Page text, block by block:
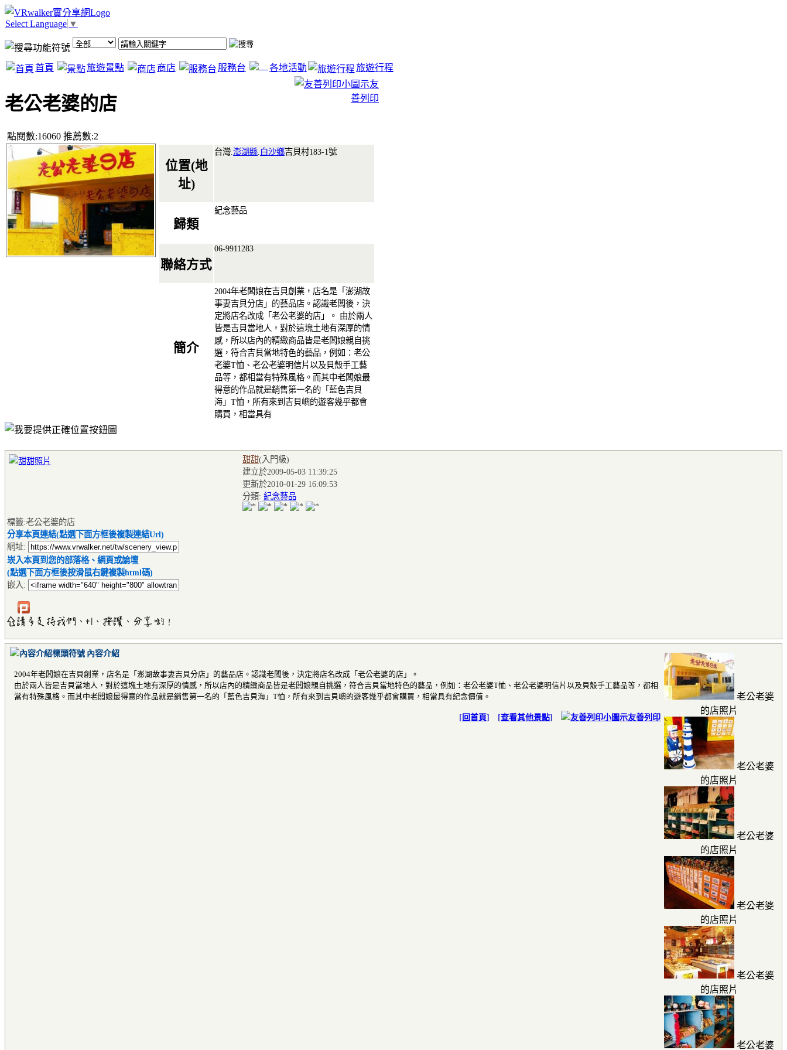
Select Language ▼
首頁 旅遊景點 商店 服務台 各地活動 旅遊行程
老公老婆的店
點閱數:16060 推薦數:2
友
善列印
位置(地
址)
台灣. 澎湖縣 白沙鄉吉貝村183-1號
歸類
紀念藝品
聯絡方式
06-9911283
簡介
2004年老闆娘在吉貝創業，店名是「澎湖故
事妻吉貝分店」的藝品店。認識老闆後，決
定將店名改成「老公老婆的店」。 由於兩人
皆是吉貝當地人，對於這塊土地有深厚的情
感，所以店內的精緻商品皆是老闆娘親自挑
選，符合吉貝當地特色的藝品，例如：老公
老婆T恤、老公老婆明信片以及貝殼手工藝
品等，都相當有特殊風格。而其中老闆娘最
得意的作品就是銷售第一名的「藍色吉貝
海」T恤，所有來到吉貝嶼的遊客幾乎都會
購買，相當具有
甜甜(入門級)
建立於2009-05-03 11:39:25
更新於2010-01-29 16:09:53
分類: 紀念藝品
標籤:老公老婆的店
分享本頁連結(點選下面方框後複製連結Url)
網址:
崁入本頁到您的部落格、網頁或論壇
(點選下面方框後按滑鼠右鍵複製html碼)
嵌入:
老公老婆
的店照片
老公老婆
的店照片
老公老婆
的店照片
老公老婆
的店照片
老公老婆
的店照片
老公老婆
內容介紹
2004年老闆娘在吉貝創業，店名是「澎湖故事妻吉貝分店」的藝品店。認識老闆後，決定將店名改成「老公老婆的店」。
由於兩人皆是吉貝當地人，對於這塊土地有深厚的情感，所以店內的精緻商品皆是老闆娘親自挑選，符合吉貝當地特色的藝品，例如：老公老婆T恤、老公老婆明信片以及貝殼手工藝品等，都相
當有特殊風格。而其中老闆娘最得意的作品就是銷售第一名的「藍色吉貝海」T恤，所有來到吉貝嶼的遊客幾乎都會購買，相當具有紀念價值。
[ 回首頁] [查看其他景點] 友善列印